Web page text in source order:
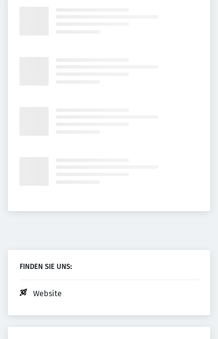
FINDEN SIE UNS:
Website